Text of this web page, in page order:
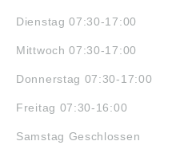
Dienstag 07:30-17:00
Mittwoch 07:30-17:00
Donnerstag 07:30-17:00
Freitag 07:30-16:00
Samstag Geschlossen